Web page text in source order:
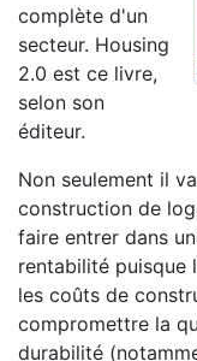
complète d'un
secteur. Housing
2.0 est ce livre,
selon son
éditeur.
Non seulement il
construction de
faire entrer dans
rentabilité puisque
les coûts de
compromettre la
durabilité